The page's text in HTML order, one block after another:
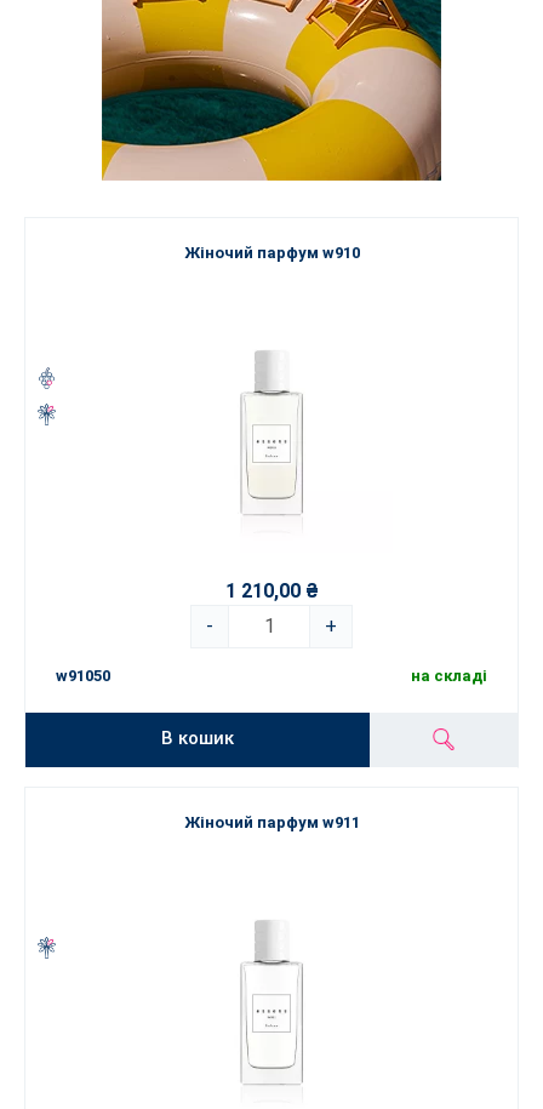
Жіночий парфум w910
1 210,00 ₴
-
+
w91050 на складі
В кошик
Жіночий парфум w911